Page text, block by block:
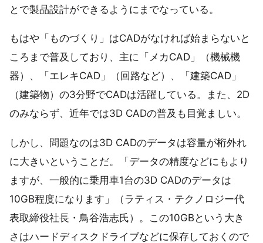
とで製品設計ができるようにまでなっている。
もはや「ものづくり」はCADがなければ始まらないと
ころまで普及しており、主に「メカCAD」（機械機
器）、「エレキCAD」（回路など）、「建築CAD」
（建築物）の3分野でCADは活躍している。また、2D
のみならず、近年では3D CADの普及も目覚ましい。
しかし、問題なのは3D CADのデータは容量が桁外れ
に大きいということだ。「データの精度などにもより
ますが、一般的に乗用車1台の3D CADのデータは
10GB程度になります」（ラティス・テクノロジー代
表取締役社長・鳥谷浩志氏）。この10GBという大き
さはハードディスクドライブなどに保存しておくので